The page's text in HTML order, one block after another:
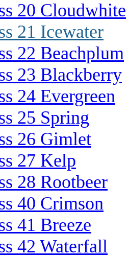
20 Cloudwhite
21 Icewater
22 Beachplum
23 Blackberry
24 Evergreen
25 Spring
26 Gimlet
27 Kelp
28 Rootbeer
40 Crimson
41 Breeze
42 Waterfall